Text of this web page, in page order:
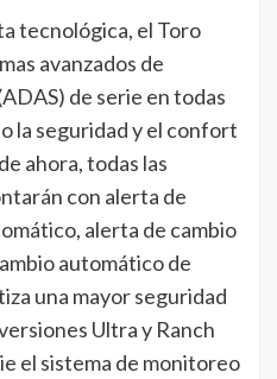
tecnológica, el Toro
avanzados de
de serie en todas
la seguridad y el confort
ahora, todas las
con alerta de
alerta de cambio
automático de
una mayor seguridad
Ultra y Ranch
el sistema de monitoreo